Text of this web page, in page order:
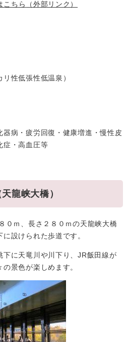
こちら （外部リンク）
性低張性低温泉）
病・疲労回復・健康増進・慢性皮
症・高血圧等
龍峡大橋）
ｍ、長さ２８０ｍの天龍峡大橋
に設けられた歩道です。
に天竜川や川下り、JR飯田線が
景色が楽しめます。